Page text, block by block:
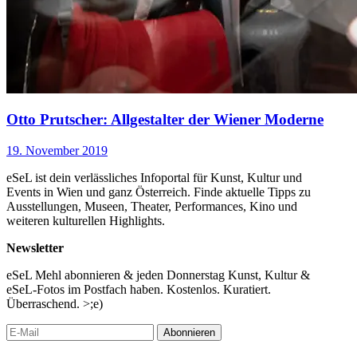
Otto Prutscher: Allgestalter der Wiener Moderne
19. November 2019
eSeL ist dein verlässliches Infoportal für Kunst, Kultur und
Events in Wien und ganz Österreich. Finde aktuelle Tipps zu
Ausstellungen, Museen, Theater, Performances, Kino und
weiteren kulturellen Highlights.
Newsletter
eSeL Mehl abonnieren & jeden Donnerstag Kunst, Kultur &
eSeL-Fotos im Postfach haben. Kostenlos. Kuratiert.
Überraschend. >;e)
Abonnieren